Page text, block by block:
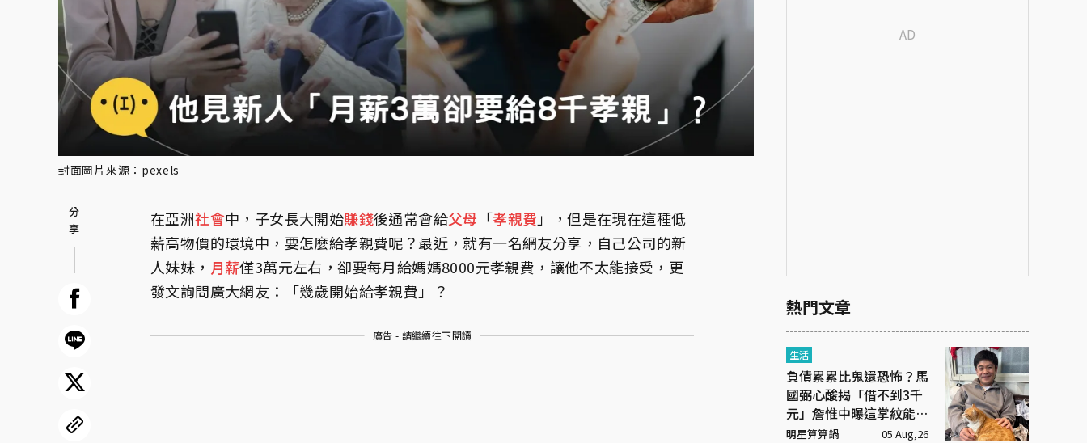
封面圖片來源：pexels
在亞洲社會中，子女長大開始賺錢後通常會給父母 「孝親費 」，但是在現在這種低
薪高物價的環境中，要怎麼給孝親費呢？最近，就有一名網友分享，自己公司的新
人妹妹， 月薪僅3萬元左右，卻要每月給媽媽8000元孝親費，讓他不太能接受，更
發文詢問廣大網友：「幾歲開始給孝親費」？
廣告 - 請繼續往下閱讀
熱門文章
生活
負債累累比鬼還恐怖？馬
國弼心酸揭「借不到3千
元」詹惟中曝這掌紋能救
命！
明星算算鍋 05 Aug,26